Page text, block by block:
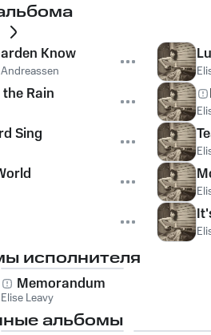
Know
Rain
Sing
исполнителя
Memorandum
Elise Leavy
альбомы